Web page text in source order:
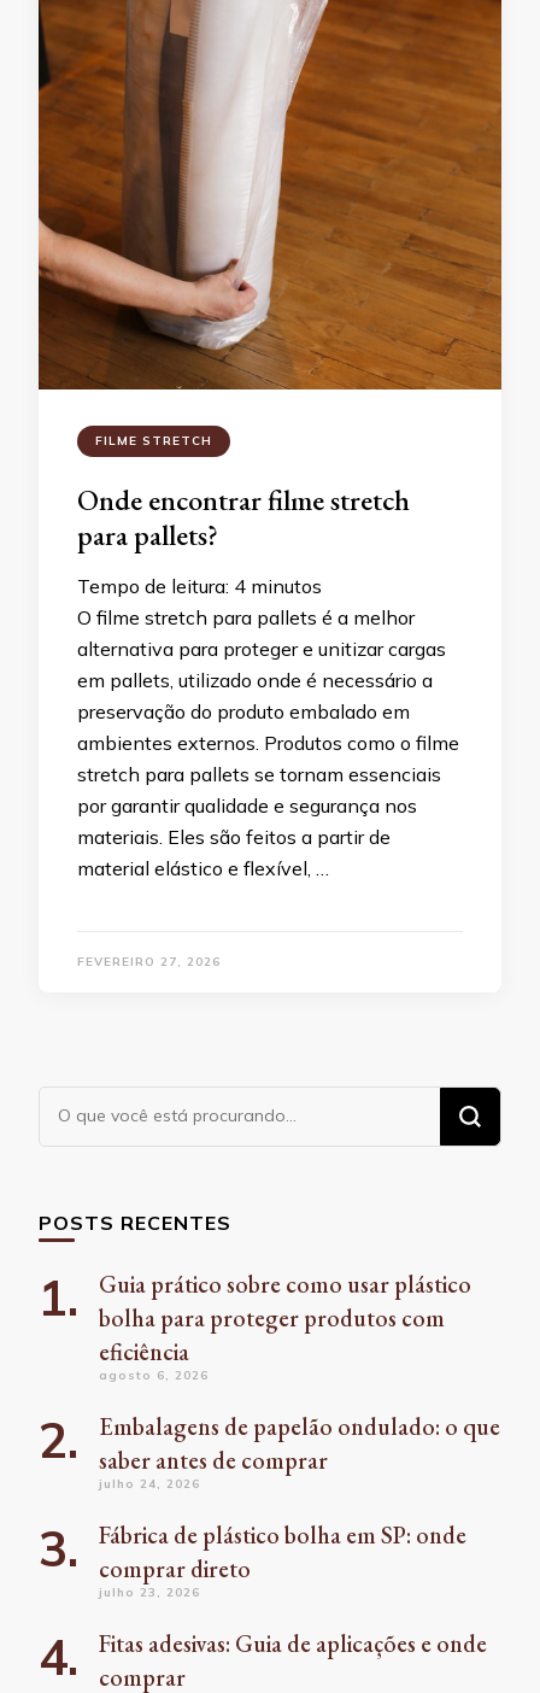
FILME STRETCH
Onde encontrar filme stretch
para pallets?
Tempo de leitura: 4 minutos
O filme stretch para pallets é a melhor
alternativa para proteger e unitizar cargas
em pallets, utilizado onde é necessário a
preservação do produto embalado em
ambientes externos. Produtos como o filme
stretch para pallets se tornam essenciais
por garantir qualidade e segurança nos
materiais. Eles são feitos a partir de
material elástico e flexível, …
FEVEREIRO 27, 2026
Procurando
algo?
POSTS RECENTES
Guia prático sobre como usar plástico
bolha para proteger produtos com
eficiência
agosto 6, 2026
Embalagens de papelão ondulado: o que
saber antes de comprar
julho 24, 2026
Fábrica de plástico bolha em SP: onde
comprar direto
julho 23, 2026
Fitas adesivas: Guia de aplicações e onde
comprar